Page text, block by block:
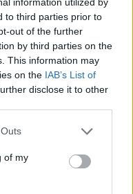
to third parties prior to
out of the further
by third parties on the
This information may
on the IAB’s List of
disclose it to other
one or more Google
You may click to
its third-party tags to
in below Google
of my
στην έκθεση